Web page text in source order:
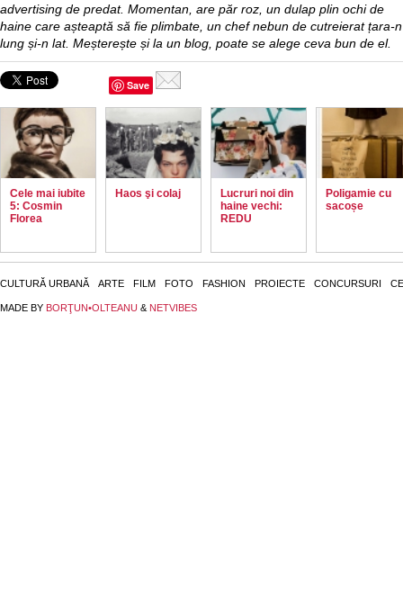
advertising de predat. Momentan, are păr roz, un dulap plin ochi de
haine care așteaptă să fie plimbate, un chef nebun de cutreierat țara-n
lung și-n lat. Meșterește și la un blog, poate se alege ceva bun de el.
Save
Cele mai iubite
5: Cosmin
Florea
Haos şi colaj
Lucruri noi din
haine vechi:
REDU
Poligamie cu
sacoșe
CULTURĂ URBANĂ ARTE FILM FOTO FASHION PROIECTE CONCURSURI
MADE BY BORŢUN•OLTEANU & NETVIBES